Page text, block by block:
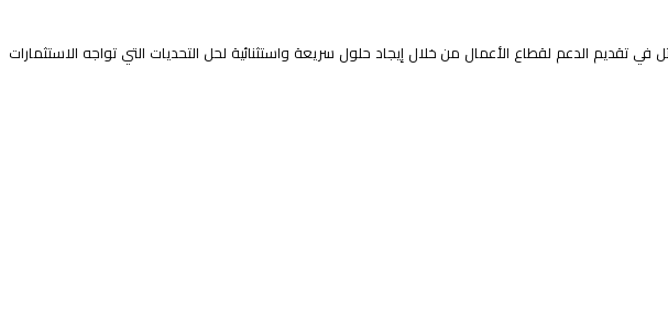
تقديم الدعم لقطاع الأعمال من خلال إيجاد حلول سريعة واستثنائية لحل التحديات التي تواجه الاستثمارات